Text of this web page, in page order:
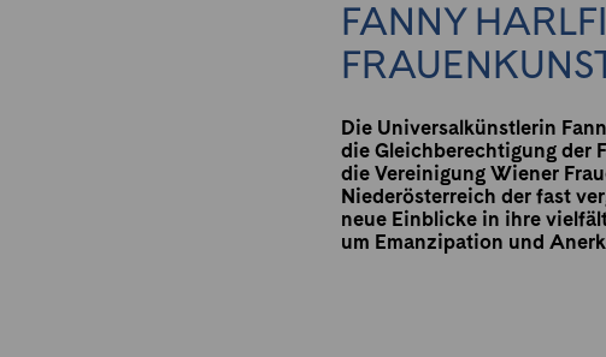
FANNY
Die Universalkünstlerin
die Gleichberechtigung der
die Vereinigung Wiener
Niederösterreich der fast
neue Einblicke in ihre
um Emanzipation und